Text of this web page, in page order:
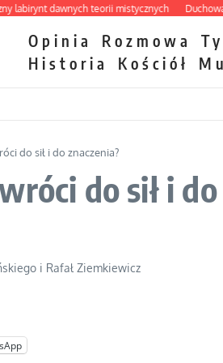
dawnych teorii mistycznych Duchowa
Opinia Rozmowa
Historia
Kościół
do sił i do znaczenia?
do sił i
i Rafał Ziemkiewicz